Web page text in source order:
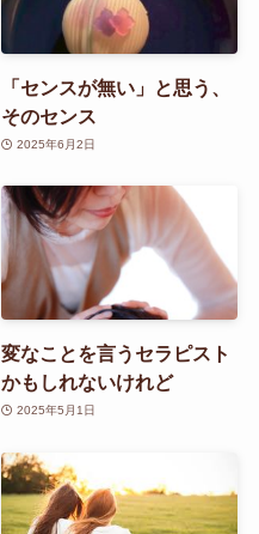
「センスが無い」と思う、
そのセンス
2025年6月2日
変なことを言うセラピスト
かもしれないけれど
2025年5月1日